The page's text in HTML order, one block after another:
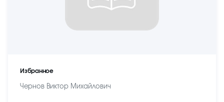
Избранное
Чернов Виктор Михайлович